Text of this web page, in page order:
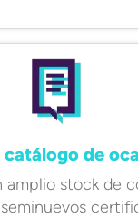
de
amplio stock de